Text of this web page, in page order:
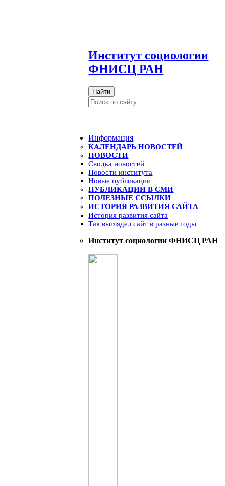
Институт социологии
ФНИСЦ РАН
Найти
Информация
КАЛЕНДАРЬ НОВОСТЕЙ
НОВОСТИ
Сводка новостей
Новости института
Новые публикации
ПУБЛИКАЦИИ В СМИ
ПОЛЕЗНЫЕ ССЫЛКИ
ИСТОРИЯ РАЗВИТИЯ САЙТА
История развития сайта
Так выглядел сайт в разные годы
Институт социологии ФНИСЦ РАН